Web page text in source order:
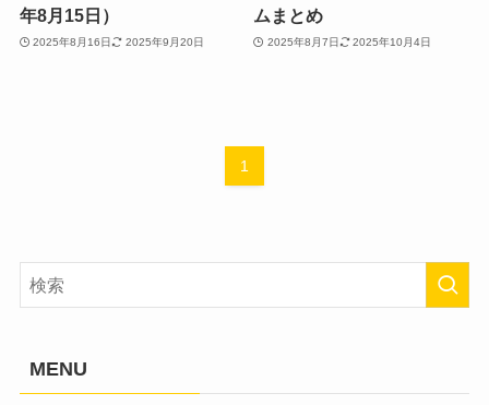
年8月15日）
2025年8月16日 2025年9月20日
ムまとめ
2025年8月7日 2025年10月4日
1
MENU